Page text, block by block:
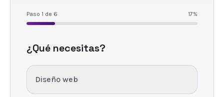
Paso 1 de 6 17%
¿Qué necesitas?
Diseño web